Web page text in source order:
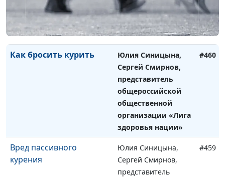
общественной
организации «Лига
здоровья нации»
Как бросить курить
Юлия Синицына,
Сергей Смирнов,
представитель
общероссийской
общественной
организации «Лига
здоровья нации»
#460
Вред пассивного
курения
Юлия Синицына,
Сергей Смирнов,
представитель
#459